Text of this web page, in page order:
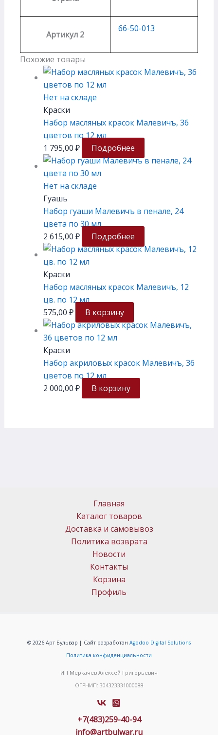
Артикул 2
66-50-013
Похожие товары
Нет на складе
Краски
Набор масляных красок Малевичъ, 36
цветов по 12 мл
1 795,00 ₽ Подробнее
Нет на складе
Гуашь
Набор гуаши Малевичъ в пенале, 24
цвета по 30 мл
2 615,00 ₽ Подробнее
Краски
Набор масляных красок Малевичъ, 12
цв. по 12 мл
575,00 ₽ В корзину
Краски
Набор акриловых красок Малевичъ, 36
цветов по 12 мл
2 000,00 ₽ В корзину
Главная
Каталог товаров
Доставка и самовывоз
Политика возврата
Новости
Контакты
Корзина
Профиль
© 2026 Арт Бульвар | Сайт разработан Agodoo Digital Solutions
Политика конфиденциальности
ИП Меркачёв Алексей Григорьевич
ОГРНИП: 304323331000088
+7(483)259-40-94
info@artbulwar.ru